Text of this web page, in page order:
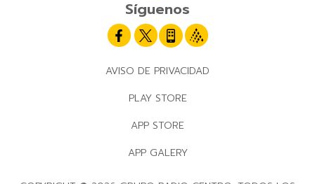
Síguenos
AVISO DE PRIVACIDAD
PLAY STORE
APP STORE
APP GALERY